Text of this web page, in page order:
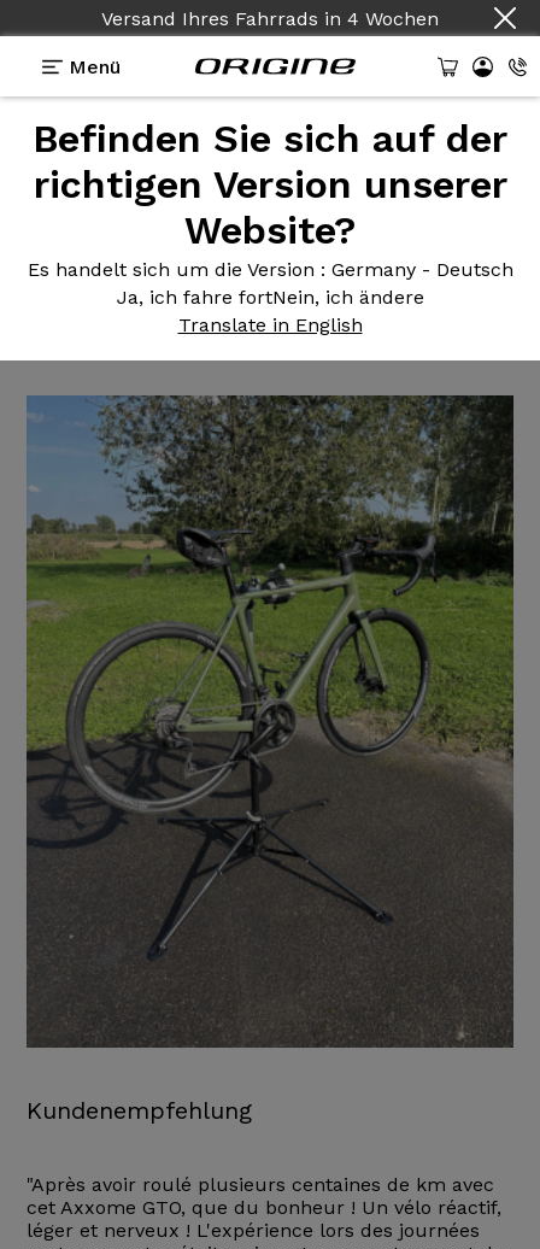
Versand Ihres Fahrrads in 4 Wochen
Menü
Befinden Sie sich auf der
richtigen Version unserer
Website?
Es handelt sich um die Version : Germany - Deutsch
Ja, ich fahre fortNein, ich ändere
Translate in English
Erfahrungsberichte >Axxome III GTO - Shimano
Axxome IIIGTO - Shimano 105
R7100 12v - Prymahl Orion
Kundenempfehlung
"Après avoir roulé plusieurs centaines de km avec
cet Axxome GTO, que du bonheur ! Un vélo réactif,
léger et nerveux ! L'expérience lors des journées